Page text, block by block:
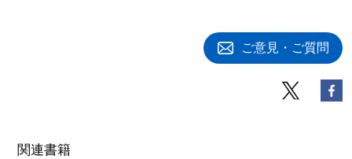
ご意見・ご質問
関連書籍